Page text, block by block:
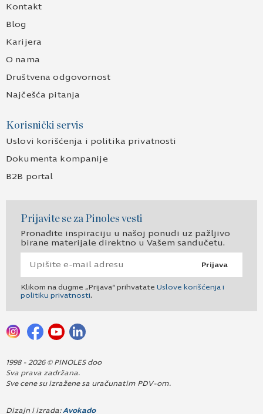
Kontakt
Blog
Karijera
O nama
Društvena odgovornost
Najčešća pitanja
Korisnički servis
Uslovi korišćenja i politika privatnosti
Dokumenta kompanije
B2B portal
Prijavite se za Pinoles vesti
Pronađite inspiraciju u našoj ponudi uz pažljivo
birane materijale direktno u Vašem sandučetu.
Prijava
Klikom na dugme „Prijava“ prihvatate Uslove korišćenja i
politiku privatnosti.
1998 - 2026 © PINOLES doo
Sva prava zadržana.
Sve cene su izražene sa uračunatim PDV-om.
Dizajn i izrada: Avokado